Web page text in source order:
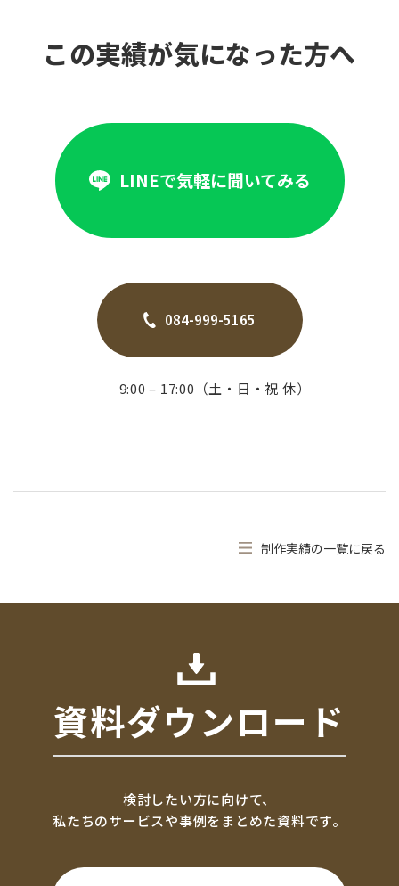
この実績が気になった方へ
LINEで気軽に聞いてみる
084-999-5165
9:00 – 17:00（土・日・祝 休）
制作実績の一覧に戻る
資料ダウンロード
検討したい方に向けて、
私たちのサービスや事例をまとめた資料です。